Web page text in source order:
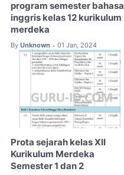
program semester bahasa
inggris kelas 12 kurikulum
merdeka
By Unknown • 01 Jan, 2024
Prota sejarah kelas XII
Kurikulum Merdeka
Semester 1 dan 2